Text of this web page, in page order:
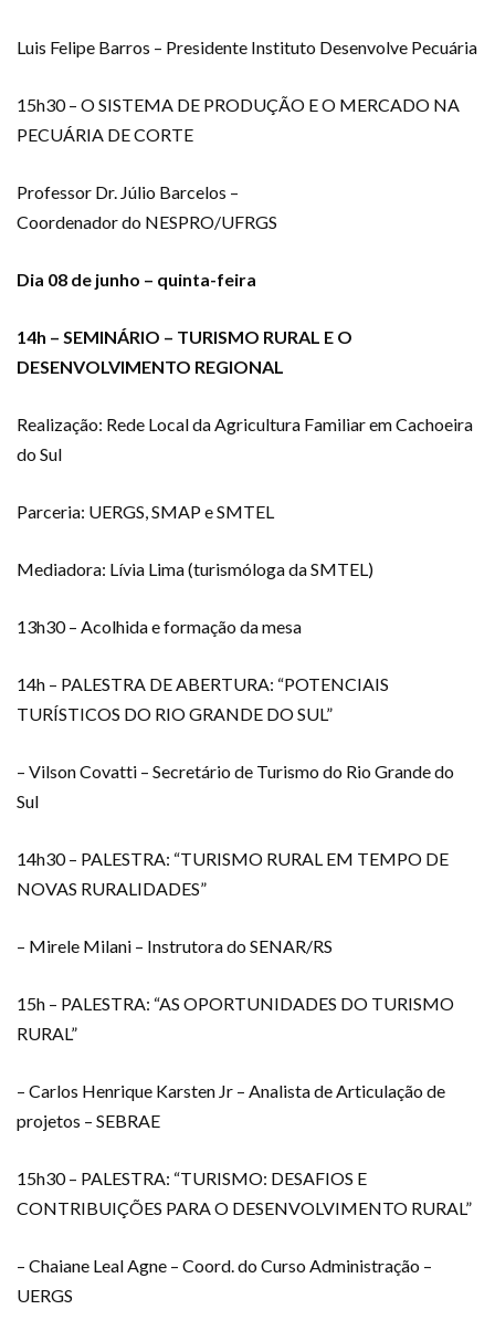
Luis Felipe Barros – Presidente Instituto Desenvolve Pecuária
15h30 – O SISTEMA DE PRODUÇÃO E O MERCADO NA
PECUÁRIA DE CORTE
Professor Dr. Júlio Barcelos –
Coordenador do NESPRO/UFRGS
Dia 08 de junho – quinta-feira
14h – SEMINÁRIO – TURISMO RURAL E O
DESENVOLVIMENTO REGIONAL
Realização: Rede Local da Agricultura Familiar em Cachoeira
do Sul
Parceria: UERGS, SMAP e SMTEL
Mediadora: Lívia Lima (turismóloga da SMTEL)
13h30 – Acolhida e formação da mesa
14h – PALESTRA DE ABERTURA: “POTENCIAIS
TURÍSTICOS DO RIO GRANDE DO SUL”
– Vilson Covatti – Secretário de Turismo do Rio Grande do
Sul
14h30 – PALESTRA: “TURISMO RURAL EM TEMPO DE
NOVAS RURALIDADES”
– Mirele Milani – Instrutora do SENAR/RS
15h – PALESTRA: “AS OPORTUNIDADES DO TURISMO
RURAL”
– Carlos Henrique Karsten Jr – Analista de Articulação de
projetos – SEBRAE
15h30 – PALESTRA: “TURISMO: DESAFIOS E
CONTRIBUIÇÕES PARA O DESENVOLVIMENTO RURAL”
– Chaiane Leal Agne – Coord. do Curso Administração –
UERGS